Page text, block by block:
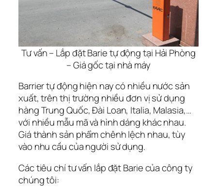
Tư vấn – Lắp đặt Barie tự động tại Hải Phòng
– Giá gốc tại nhà máy
Barrier tự động hiện nay có nhiều nước sản
xuất, trên thị trường nhiều đơn vị sử dụng
hàng Trung Quốc, Đài Loan, Italia, Malasia,…
với nhiều mẫu mã và hình dáng khác nhau.
Giá thành sản phẩm chênh lệch nhau, tùy
vào nhu cầu của người sử dụng.
Các tiêu chí tư vấn lắp đặt Barie của công ty
chúng tôi: